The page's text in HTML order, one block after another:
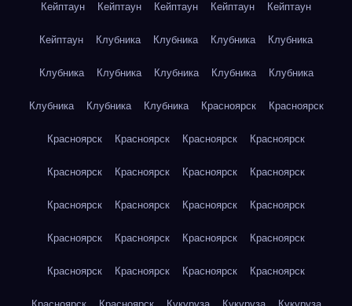
Кейптаун Кейптаун Кейптаун Кейптаун Кейптаун
Кейптаун Клубника Клубника Клубника Клубника
Клубника Клубника Клубника Клубника Клубника
Клубника Клубника Клубника Красноярск Красноярск
Красноярск Красноярск Красноярск Красноярск
Красноярск Красноярск Красноярск Красноярск
Красноярск Красноярск Красноярск Красноярск
Красноярск Красноярск Красноярск Красноярск
Красноярск Красноярск Красноярск Красноярск